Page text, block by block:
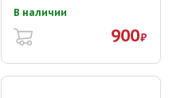
В наличии
900₽